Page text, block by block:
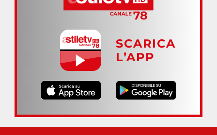
SCARICA
L’APP